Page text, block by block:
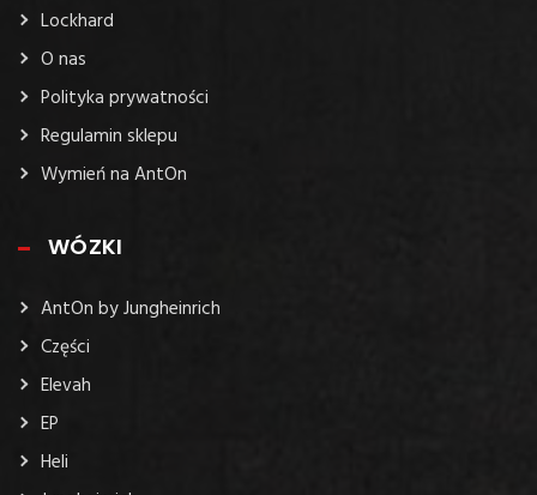
Lockhard
O nas
Polityka prywatności
Regulamin sklepu
Wymień na AntOn
WÓZKI
AntOn by Jungheinrich
Części
Elevah
EP
Heli